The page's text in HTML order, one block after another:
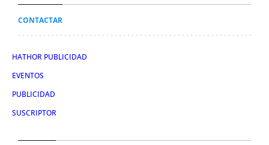
CONTACTAR
HATHOR PUBLICIDAD
EVENTOS
PUBLICIDAD
SUSCRIPTOR